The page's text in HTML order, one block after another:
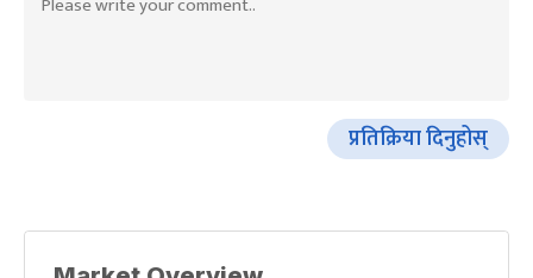
प्रतिक्रिया दिनुहोस्